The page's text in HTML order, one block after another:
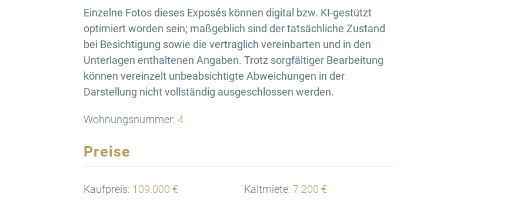
Einzelne Fotos dieses Exposés können digital bzw. KI-gestützt
optimiert worden sein; maßgeblich sind der tatsächliche Zustand
bei Besichtigung sowie die vertraglich vereinbarten und in den
Unterlagen enthaltenen Angaben. Trotz sorgfältiger Bearbeitung
können vereinzelt unbeabsichtigte Abweichungen in der
Darstellung nicht vollständig ausgeschlossen werden.
Wohnungsnummer: 4
Preise
Kaufpreis: 109.000 € Kaltmiete: 7.200 €